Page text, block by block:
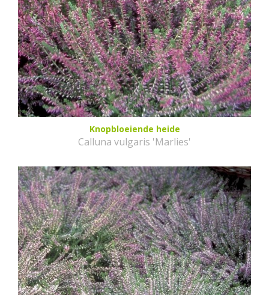
Knopbloeiende heide
Calluna vulgaris 'Marlies'